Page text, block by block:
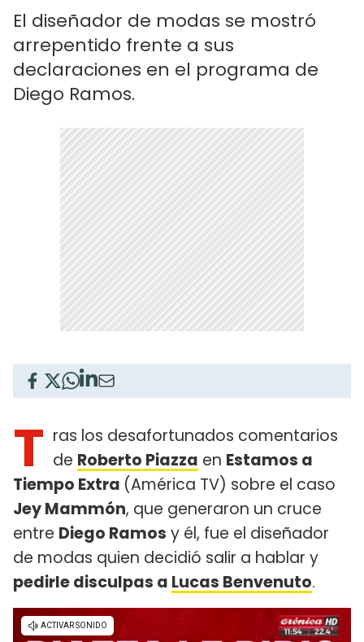
El diseñador de modas se mostró
arrepentido frente a sus
declaraciones en el programa de
Diego Ramos.
T ras los desafortunados comentarios
de Roberto Piazza en Estamos a
Tiempo Extra (América TV) sobre el caso
Jey Mammón, que generaron un cruce
entre Diego Ramos y él, fue el diseñador
de modas quien decidió salir a hablar y
pedirle disculpas a Lucas Benvenuto.